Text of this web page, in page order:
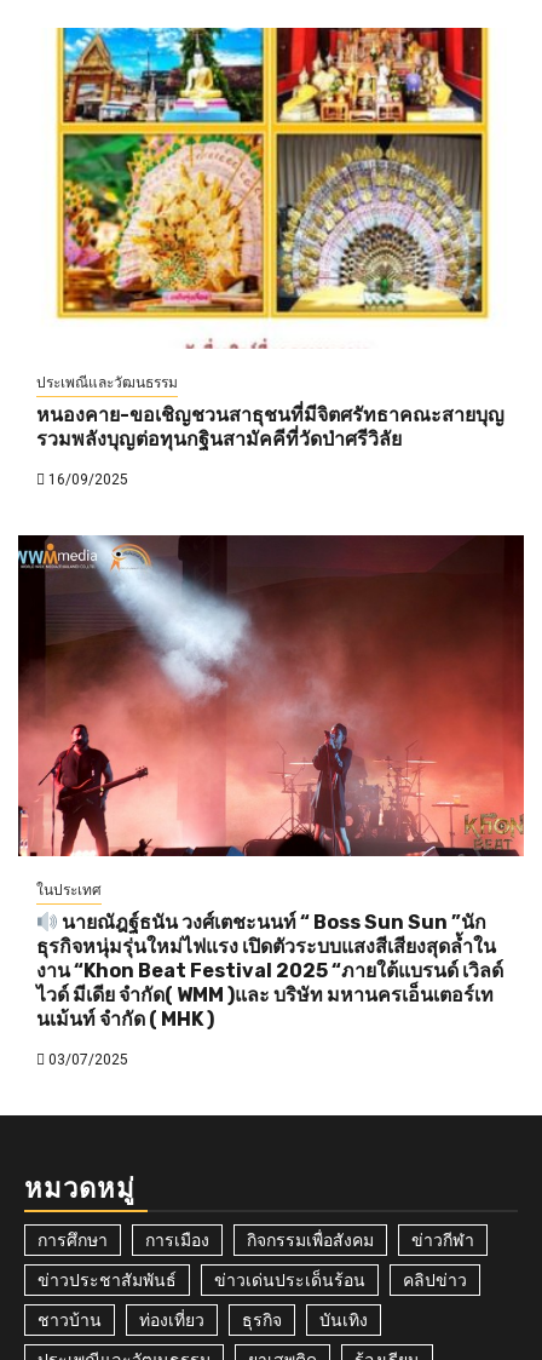
ประเพณีและวัฒนธรรม
หนองคาย-ขอเชิญชวนสาธุชนที่มีจิตศรัทธาคณะสายบุญ
รวมพลังบุญต่อทุนกฐินสามัคคีที่วัดป่าศรีวิลัย
16/09/2025
ในประเทศ
นายณัฎฐ์ธนัน วงศ์เตชะนนท์ “ Boss Sun Sun ”นัก
ธุรกิจหนุ่มรุ่นใหม่ไฟแรง เปิดตัวระบบแสงสีเสียงสุดล้ำใน
งาน “Khon Beat Festival 2025 “ภายใต้แบรนด์ เวิลด์
ไวด์ มีเดีย จำกัด( WMM )และ บริษัท มหานครเอ็นเตอร์เท
นเม้นท์ จำกัด ( MHK )
03/07/2025
หมวดหมู่
การศึกษา การเมือง กิจกรรมเพื่อสังคม ข่าวกีฬา
ข่าวประชาสัมพันธ์ ข่าวเด่นประเด็นร้อน คลิปข่าว
ชาวบ้าน ท่องเที่ยว ธุรกิจ บันเทิง